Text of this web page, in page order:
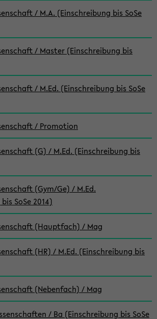
/ M.A. (Einschreibung bis SoSe
/ Master (Einschreibung bis
/ M.Ed. (Einschreibung bis SoSe
/ Promotion
(G) / M.Ed. (Einschreibung bis
(Gym/Ge) / M.Ed.
SoSe 2014)
(Hauptfach) / Mag
(HR) / M.Ed. (Einschreibung bis
(Nebenfach) / Mag
/ Ba (Einschreibung bis SoSe